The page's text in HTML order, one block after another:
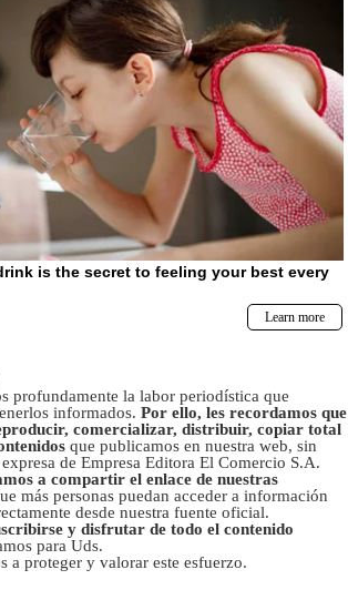
profundamente la labor periodística que
informados. Por ello, les recordamos que
comercializar, distribuir, copiar total
que publicamos en nuestra web, sin
de Empresa Editora El Comercio S.A.
a compartir el enlace de nuestras
más personas puedan acceder a información
desde nuestra fuente oficial.
y disfrutar de todo el contenido
para Uds.
a proteger y valorar este esfuerzo.